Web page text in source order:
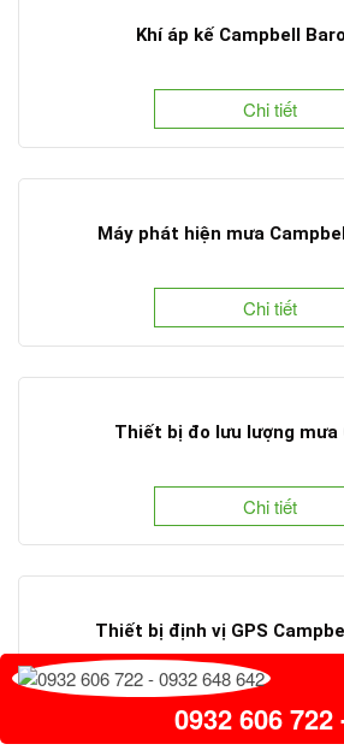
Khí áp kế Campbell
Chi tiết
Máy phát hiện mưa
Chi tiết
Thiết bị đo lưu lượng mưa
Chi tiết
Thiết bị định vị GPS
Chi tiết
0932 606 722